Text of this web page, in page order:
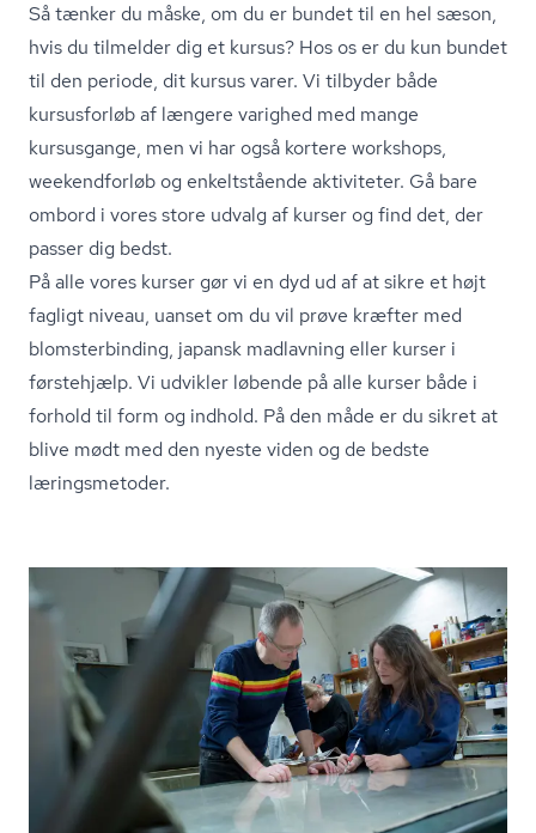
Så tænker du måske, om du er bundet til en hel sæson,
hvis du tilmelder dig et kursus? Hos os er du kun bundet
til den periode, dit kursus varer. Vi tilbyder både
kursusforløb af længere varighed med mange
kursusgange, men vi har også kortere workshops,
weekendforløb og enkeltstående aktiviteter. Gå bare
ombord i vores store udvalg af kurser og find det, der
passer dig bedst.
På alle vores kurser gør vi en dyd ud af at sikre et højt
fagligt niveau, uanset om du vil prøve kræfter med
blom­ster­bin­ding, japansk madlavning eller kurser i
førstehjælp. Vi udvikler løbende på alle kurser både i
forhold til form og indhold. På den måde er du sikret at
blive mødt med den nyeste viden og de bedste
læringsmetoder.